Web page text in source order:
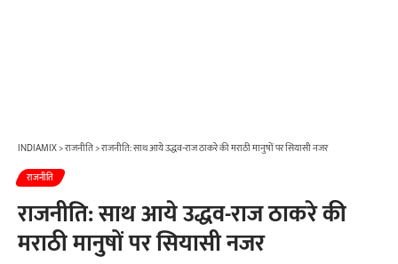
INDIAMIX>राजनीति>राजनीति: साथ आये उद्धव-राज ठाकरे की मराठी मानुषों पर सियासी नजर
राजनीति
राजनीति: साथ आये उद्धव-राज ठाकरे की
मराठी मानुषों पर सियासी नजर